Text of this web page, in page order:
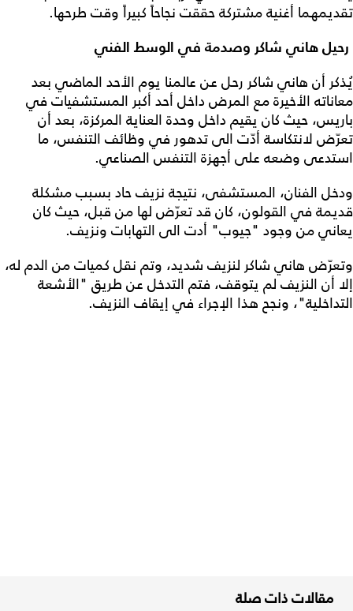
تقديمهما أغنية مشتركة حققت نجاحاً كبيراً وقت طرحها.
رحيل هاني شاكر وصدمة في الوسط الفني
يُذكر أن هاني شاكر رحل عن عالمنا يوم الأحد الماضي بعد
معاناته الأخيرة مع المرض داخل أحد أكبر المستشفيات في
باريس، حيث كان يقيم داخل وحدة العناية المركزة، بعد أن
تعرّض لانتكاسة أدّت الى تدهور في وظائف التنفس، ما
استدعى وضعه على أجهزة التنفس الصناعي.
ودخل الفنان، المستشفى، نتيجة نزيف حاد بسبب مشكلة
قديمة في القولون، كان قد تعرّض لها من قبل، حيث كان
يعاني من وجود "جيوب" أدت الى التهابات ونزيف.
وتعرّض هاني شاكر لنزيف شديد، وتم نقل كميات من الدم له،
إلا أن النزيف لم يتوقف، فتم التدخل عن طريق "الأشعة
التداخلية"، ونجح هذا الإجراء في إيقاف النزيف.
مقالات ذات صلة